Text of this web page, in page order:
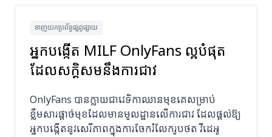
ទាញយកប្រព័ន្ធផ្សព្វផ្សាយ
អ្នកបង្កើត MILF OnlyFans ល្អបំផុត
ដែលសក្តិសមនឹងការជាវ
OnlyFans បានក្លាយជាវេទិកាឈានមុខគេសម្រាប់
ខ្លឹមសារផ្តាច់មុខដែលមានមូលដ្ឋានលើការជាវ ដែលផ្តល់ឱ្យ
អ្នកបង្កើតនូវសេរីភាពក្នុងការចែករំលែករូបថត វីដេអូ